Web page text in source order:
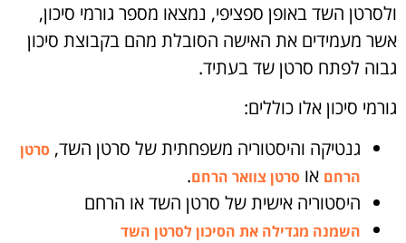
ולסרטן השד באופן ספציפי, נמצאו מספר גורמי סיכון,
אשר מעמידים את האישה הסובלת מהם בקבוצת סיכון
גבוה לפתח סרטן שד בעתיד.
גורמי סיכון אלו כוללים:
גנטיקה והיסטוריה משפחתית של סרטן השד, סרטן
הרחם או סרטן צוואר הרחם.
היסטוריה אישית של סרטן השד או הרחם
השמנה מגדילה את הסיכון לסרטן השד